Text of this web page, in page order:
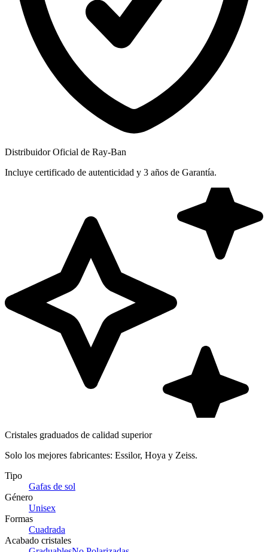
Distribuidor Oficial de Ray-Ban
Incluye certificado de autenticidad y 3 años de Garantía.
Cristales graduados de calidad superior
Solo los mejores fabricantes: Essilor, Hoya y Zeiss.
Tipo
Gafas de sol
Género
Unisex
Formas
Cuadrada
Acabado cristales